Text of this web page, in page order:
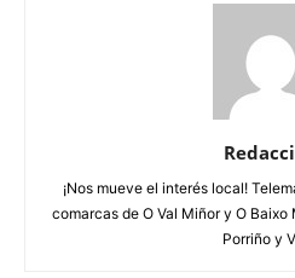
¡Nos mueve el interés local!
comarcas de O Val Miñor y O
Porriño y